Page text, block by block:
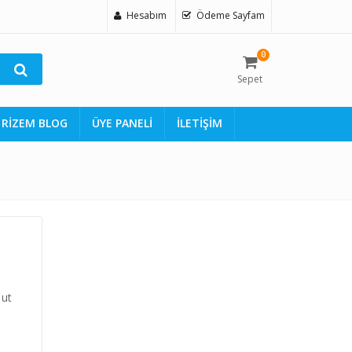
Hesabım Ödeme Sayfam
0
Sepet
RİZEM BLOG ÜYE PANELİ İLETİŞİM